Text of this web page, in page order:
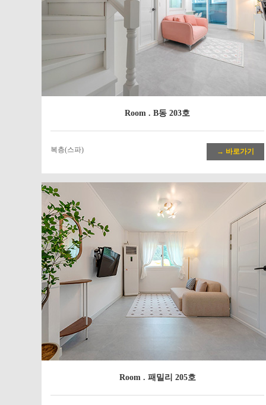
Room . B동 203호
복층(스파) → 바로가기
Room . 패밀리 205호